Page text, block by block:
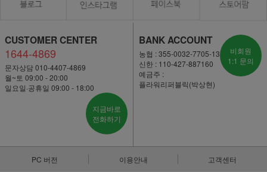
CUSTOMER CENTER
1644-4869
문자상담 010-4407-4869
월~토 09:00 - 20:00
일요일·공휴일 09:00 - 18:00
지금바로
전화하기
BANK ACCOUNT
농협 : 355-0032-7705-13
신한 : 110-427-887160
예금주 :
플라워리퍼블릭(박상현)
비회원
1:1 문의
PC 버전 이용안내 고객센터